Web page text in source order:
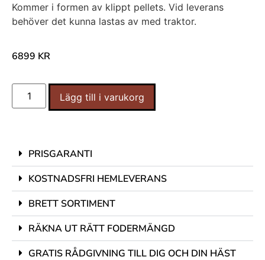
Kommer i formen av klippt pellets. Vid leverans
behöver det kunna lastas av med traktor.
6899 KR
Lägg till i varukorg
PRISGARANTI
KOSTNADSFRI HEMLEVERANS
BRETT SORTIMENT
RÄKNA UT RÄTT FODERMÄNGD
GRATIS RÅDGIVNING TILL DIG OCH DIN HÄST